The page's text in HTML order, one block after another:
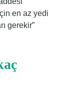
en az yedi
gerekir”